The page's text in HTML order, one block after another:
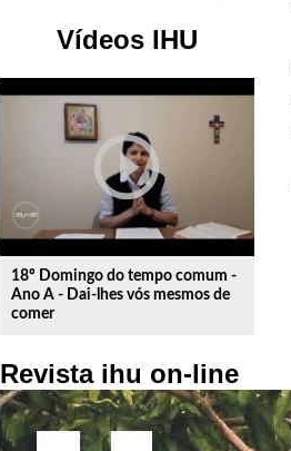
Vídeos IHU
play_circle_outline
18º Domingo do tempo comum -
Ano A - Dai-lhes vós mesmos de
comer
Revista ihu on-line